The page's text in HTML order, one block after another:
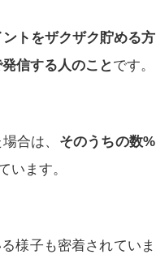
トをザクザク貯める方
信する人のこと です。
合は、 そのうちの数%
います。
様子も密着されていま